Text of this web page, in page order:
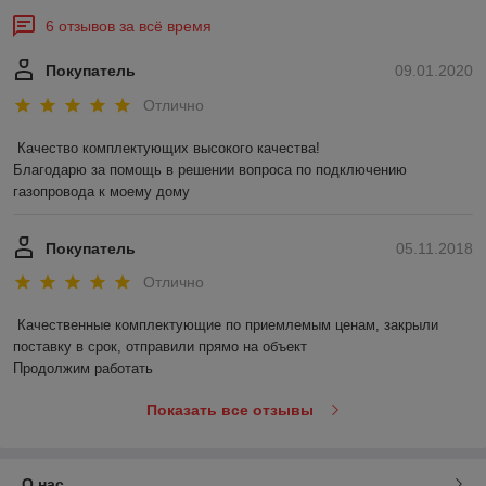
Все емкости могут быть оснащены:
нужного типа и размера (фланцевые соединения,
технологическими и смотровыми люками
визуальным уровнем жидкости
запорно-регулирующей арматурой
требуемыми датчиками и автоматикой управления
Дополнительно осуществляем поставку фитингов и
Заказать пластиковую ёмкость или резервуар в
Минске
Для расчета стоимости пластиковых емкостей высылайте
6 отзывов за всё время
09.01.2020
Покупатель
Отлично
Качество комплектующих высокого качества!
Благодарю за помощь в решении вопроса по подключению
газопровода к моему дому
05.11.2018
Покупатель
Отлично
Качественные комплектующие по приемлемым ценам, закрыли
поставку в срок, отправили прямо на объект
Продолжим работать
Показать все отзывы